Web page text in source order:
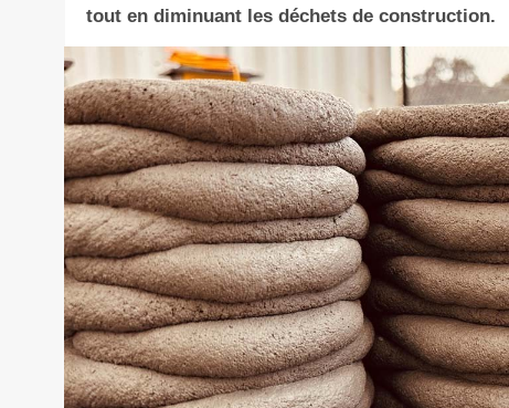
tout en diminuant les déchets de construction.